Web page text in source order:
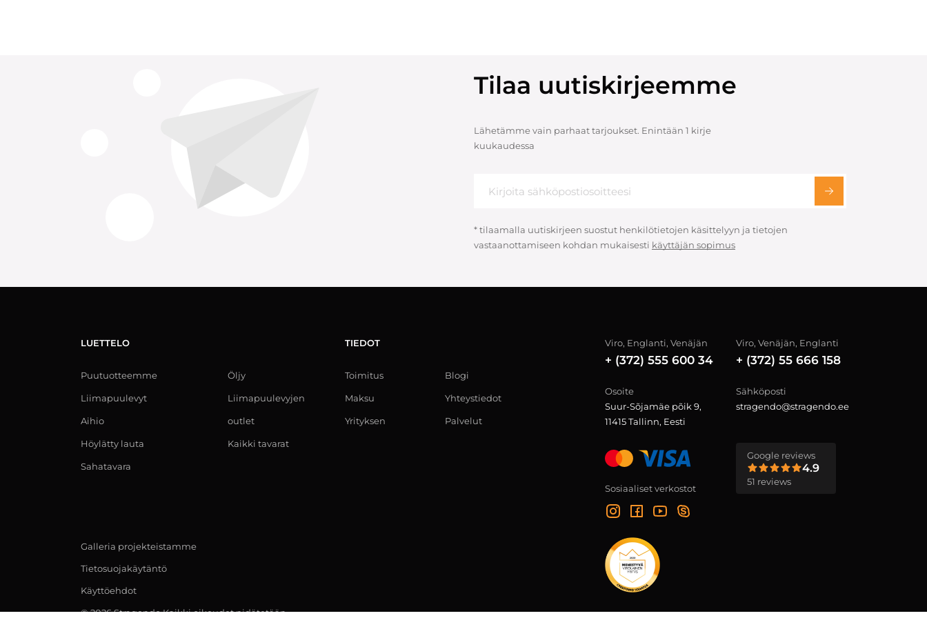
Tilaa uutiskirjeemme
Lähetämme vain parhaat tarjoukset. Enintään 1 kirje
kuukaudessa
* tilaamalla uutiskirjeen suostut henkilötietojen käsittelyyn ja tietojen
vastaanottamiseen kohdan mukaisesti käyttäjän sopimus
LUETTELO
Puutuotteemme
Liimapuulevyt
Aihio
Höylätty lauta
Sahatavara
Öljy
Liimapuulevyjen
outlet
Kaikki tavarat
TIEDOT
Toimitus
Maksu
Yrityksen
Blogi
Yhteystiedot
Palvelut
Viro, Englanti, Venäjän
+ (372) 555 600 34
Viro, Venäjän, Englanti
+ (372) 55 666 158
Osoite
Suur-Sõjamäe põik 9,
11415 Tallinn, Eesti
Sähköposti
stragendo@stragendo.ee
Sosiaaliset verkostot
Google reviews
4.9
51 reviews
Galleria projekteistamme
Tietosuojakäytäntö
Käyttöehdot
© 2026 Stragendo Kaikki oikeudet pidätetään